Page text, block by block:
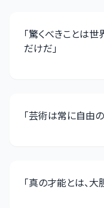
「驚くべきことは世
だけだ」
「芸術は常に自由
「真の才能とは、大